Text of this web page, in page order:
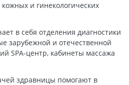
и гинекологических
в себя отделения диагностики
зарубежной и отечественной
SPA-центр, кабинеты массажа
здравницы помогают в